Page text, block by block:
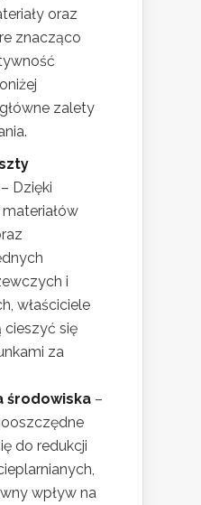
oraz
znacząco
zalety
– Dzięki
i
właściciele
się
za
środowiska –
do redukcji
wpływ na